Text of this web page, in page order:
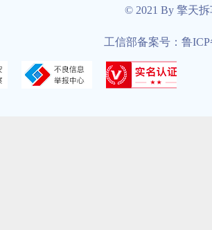
© 2021 By 擎天
工信部备案号：鲁